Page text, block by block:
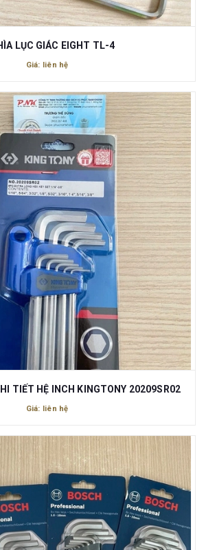
LỤC GIÁC EIGHT TL-4
Giá: liên hệ
TIẾT HỆ INCH KINGTONY 20209SR02
Giá: liên hệ